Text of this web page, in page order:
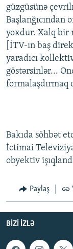
güzgüsünə
Başlanğıcından
yoxdur. Xalq bir
[İTV-ın baş
yaradıcı
göstərsinlər...
formalaşdırmaq
Bakıda söhbət
İctimai
obyektiv
Paylaş
BIZI IZLƏ